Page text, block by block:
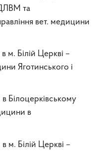
та
вет. медицини
м. Білій Церкві –
Яготинського і
Білоцерківському
в
м. Білій Церкві –